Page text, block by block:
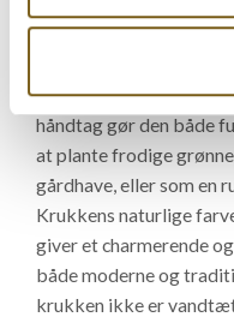
Produktbeskrivelse
Denne robuste
med sit rå og
håndtag gør den både
at plante frodige
gårdhave, eller som en
Krukkens naturlige
giver et charmerende
både moderne og
krukken ikke er